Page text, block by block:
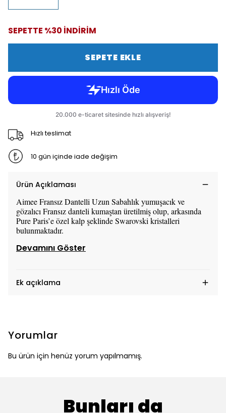
SEPETTE %30 İNDİRİM
SEPETE EKLE
Hızlı teslimat
10 gün içinde iade değişim
Ürün Açıklaması
Aimee Fransız Dantelli Uzun Sabahlık yumuşacık ve
gözalıcı Fransız danteli kumaştan üretilmiş olup, arkasında
Pure Paris’e özel kalp şeklinde Swarovski kristalleri
bulunmaktadır.
Devamını Göster
Ek açıklama
Yorumlar
Bu ürün için henüz yorum yapılmamış.
Bunları da